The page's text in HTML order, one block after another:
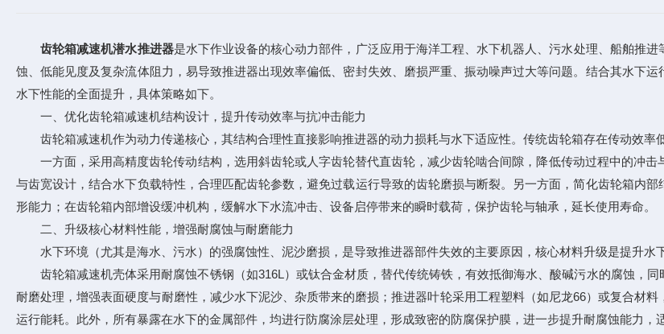
齿轮箱减速机潜水推进器是水下作业设备的核心动力部件，广泛应用于海洋工程、水下机器人、污水处理、船舶推
蚀、低能见度及复杂流体阻力，易导致推进器出现效率偏低、密封失效、磨损严重、振动噪声过大等问题。结合其水下
水下性能的全面提升，具体策略如下。
一、优化齿轮箱减速机结构设计，提升传动效率与抗冲击能力
齿轮箱减速机作为动力传递核心，其结构合理性直接影响推进器的动力损耗与水下适应性。传统齿轮箱存在传动效率
一方面，采用高精度齿轮传动结构，选用斜齿轮或人字齿轮替代直齿轮，减少齿轮啮合间隙，降低传动过程中的冲击
与齿宽设计，结合水下负载特性，合理匹配齿轮参数，避免过载运行导致的齿轮磨损与断裂。另一方面，简化齿轮箱内
形能力；在齿轮箱内部增设缓冲机构，缓解水下水流冲击、设备启停带来的瞬时载荷，保护齿轮与轴承，延长使用寿命。
二、升级核心材料性能，增强耐腐蚀与耐磨能力
水下环境（尤其是海水、污水）的强腐蚀性、泥沙磨损，是导致推进器部件失效的主要原因，核心材料升级是提升水
齿轮箱减速机壳体采用耐腐蚀不锈钢（如316L）或钛合金材质，替代传统铸铁，有效抵御海水、酸碱污水的腐蚀，
耐磨处理，增强表面硬度与耐磨性，减少水下泥沙、杂质带来的磨损；推进器叶轮采用工程塑料（如尼龙66）或复合材
运行能耗。此外，所有暴露在水下的金属部件，均进行防腐涂层处理，形成致密的防腐保护膜，进一步提升耐腐蚀能力，